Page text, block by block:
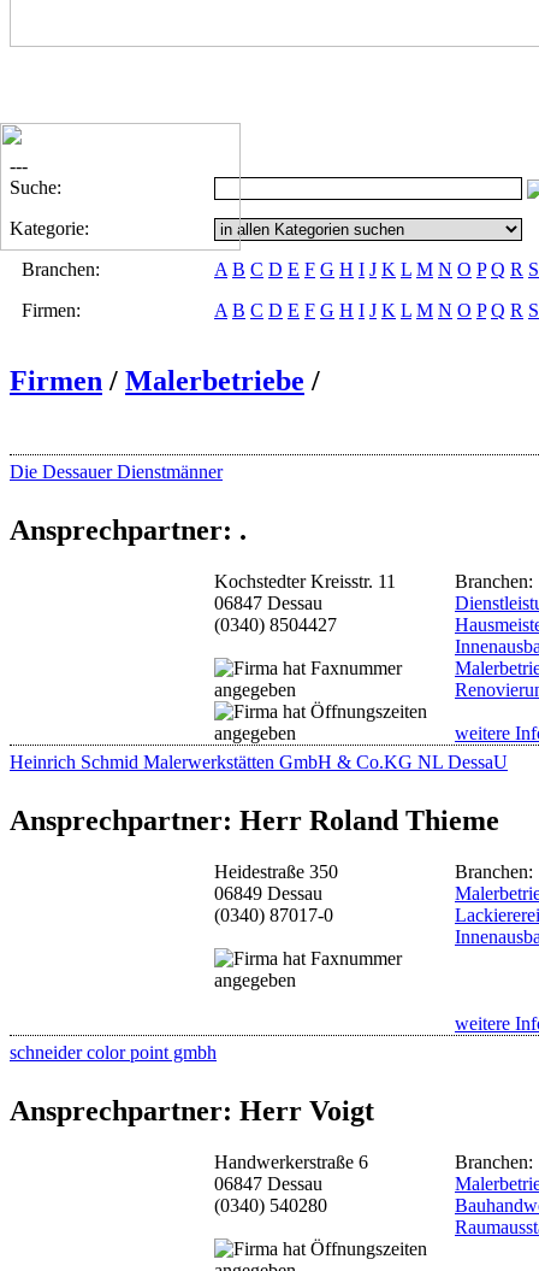
---
Suche:
Kategorie:
Branchen:
A B C D E F G H I J K L M N O P Q R S
Firmen:
A B C D E F G H I J K L M N O P Q R S
Firmen / Malerbetriebe /
Die Dessauer Dienstmänner
Ansprechpartner: .
Kochstedter Kreisstr. 11
06847 Dessau
(0340) 8504427
Branchen:
weitere
Heinrich Schmid Malerwerkstätten GmbH & Co.KG NL DessaU
Ansprechpartner: Herr Roland Thieme
Heidestraße 350
06849 Dessau
(0340) 87017-0
Branchen:
weitere
schneider color point gmbh
Ansprechpartner: Herr Voigt
Handwerkerstraße 6
06847 Dessau
(0340) 540280
Branchen: